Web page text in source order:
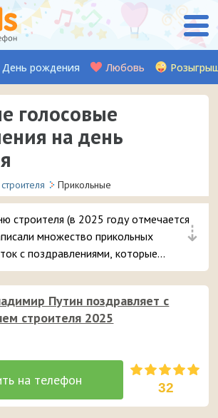
День рождения Любовь
голосовые
на день
Прикольные
⇣
строителя (в 2025 году отмечается
множество прикольных
с поздравлениями, которые
смартфон в виде звонка.
Путин поздравляет с
строителя 2025
32